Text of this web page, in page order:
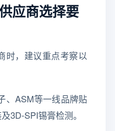
应商选择要
时，建议重点考察以
、ASM等一线品牌贴
3D-SPI锡膏检测。